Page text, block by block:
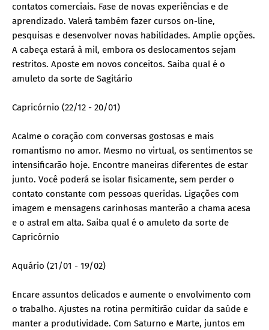
contatos comerciais. Fase de novas experiências e de
aprendizado. Valerá também fazer cursos on-line,
pesquisas e desenvolver novas habilidades. Amplie opções.
A cabeça estará à mil, embora os deslocamentos sejam
restritos. Aposte em novos conceitos. Saiba qual é o
amuleto da sorte de Sagitário
Capricórnio (22/12 - 20/01)
Acalme o coração com conversas gostosas e mais
romantismo no amor. Mesmo no virtual, os sentimentos se
intensificarão hoje. Encontre maneiras diferentes de estar
junto. Você poderá se isolar fisicamente, sem perder o
contato constante com pessoas queridas. Ligações com
imagem e mensagens carinhosas manterão a chama acesa
e o astral em alta. Saiba qual é o amuleto da sorte de
Capricórnio
Aquário (21/01 - 19/02)
Encare assuntos delicados e aumente o envolvimento com
o trabalho. Ajustes na rotina permitirão cuidar da saúde e
manter a produtividade. Com Saturno e Marte, juntos em